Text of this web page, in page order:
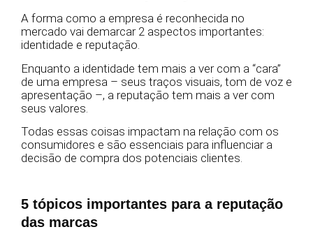
A forma como a empresa é reconhecida no
mercado vai demarcar 2 aspectos importantes:
identidade e reputação.
Enquanto a identidade tem mais a ver com a “cara”
de uma empresa – seus traços visuais, tom de voz e
apresentação –, a reputação tem mais a ver com
seus valores.
Todas essas coisas impactam na relação com os
consumidores e são essenciais para influenciar a
decisão de compra dos potenciais clientes.
5 tópicos importantes para a reputação
das marcas